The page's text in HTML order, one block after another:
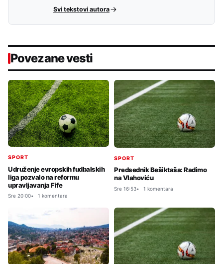
Svi tekstovi autora
Povezane vesti
SPORT
Udruženje evropskih fudbalskih
liga pozvalo na reformu
upravljavanja Fife
Sre 20:00 1 komentara
SPORT
Predsednik Bešiktaša: Radimo
na Vlahoviću
Sre 16:53 1 komentara